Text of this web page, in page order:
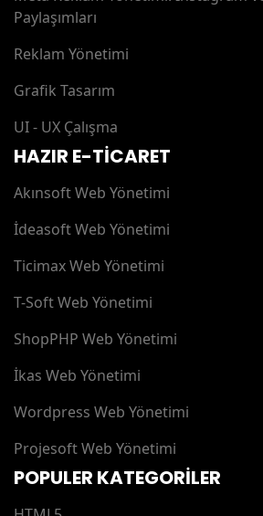
Paylaşımları
Reklam Yönetimi
Grafik Tasarım
UI - UX Çalışma
HAZIR E-TİCARET
Akınsoft Web Yönetimi
İdeasoft Web Yönetimi
Ticimax Web Yönetimi
T-Soft Web Yönetimi
ShopPHP Web Yönetimi
İkas Web Yönetimi
Wordpress Web Yönetimi
Projesoft Web Yönetimi
POPULER KATEGORİLER